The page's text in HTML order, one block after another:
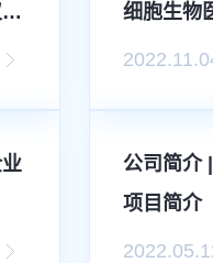
细胞生物
落...
公司简介
项目简介